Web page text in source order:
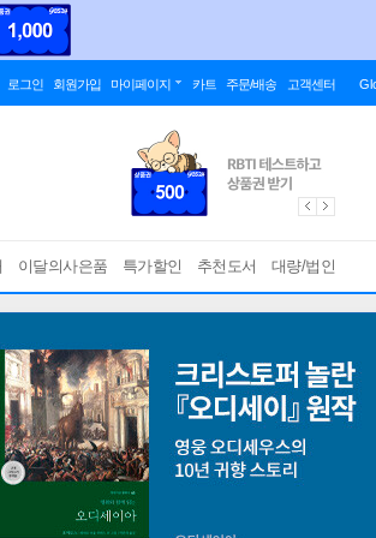
로그인 회원가입 마이페이지 카트 주문/배송 고객센터
이달의사은품 특가할인 추천도서 대량/법인